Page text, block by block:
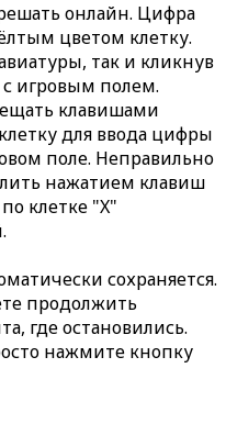
онлайн. Цифра
цветом клетку.
так и кликнув
игровым полем.
клавишами
для ввода цифры
поле. Неправильно
нажатием клавиш
клетке "X"
сохраняется.
продолжить
где остановились.
нажмите кнопку